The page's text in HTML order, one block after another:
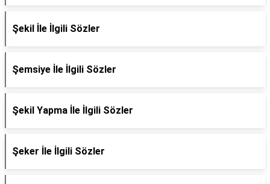
Şekil İle İlgili Sözler
Şemsiye İle İlgili Sözler
Şekil Yapma İle İlgili Sözler
Şeker İle İlgili Sözler